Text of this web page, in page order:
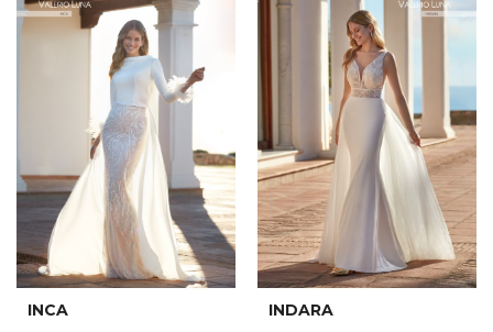
INCA INDARA